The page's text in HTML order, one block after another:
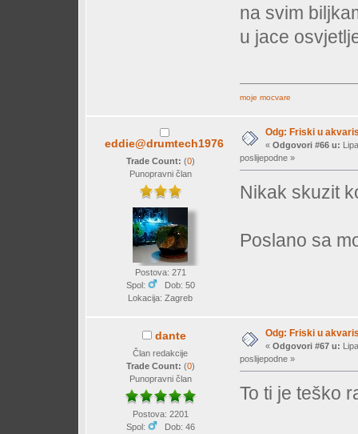
na svim
u jace
moje mocvare
eddie@drumtech1976
Trade Count: (0)
Punopravni član
Postova: 271
Spol:
Dob: 50
Lokacija: Zagreb
Odg: Friski u
« Odgovori #66 u:
poslijepodne »
Nikak skuzit
Poslano sa
dante
Član redakcije
Trade Count: (0)
Punopravni član
Postova: 2201
Spol:
Dob: 46
Odg: Friski u
« Odgovori #67 u:
poslijepodne »
To ti je teško